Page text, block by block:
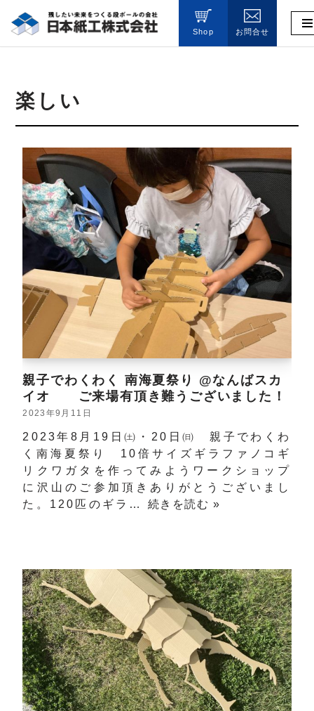
コ
ツ
Shop お問合せ
楽しい
親子でわくわく 南海夏祭り @なんばスカ
イオ ご来場有頂き難うございました！
2023年9月11日
2023年8月19日㈯・20日㈰ 親子でわくわ
く南海夏祭り 10倍サイズギラファノコギ
リクワガタを作ってみようワークショップ
に沢山のご参加頂きありがとうございまし
た。120匹のギラ… 続きを読む »